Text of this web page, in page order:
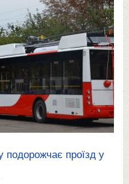
подорожчає проїзд у